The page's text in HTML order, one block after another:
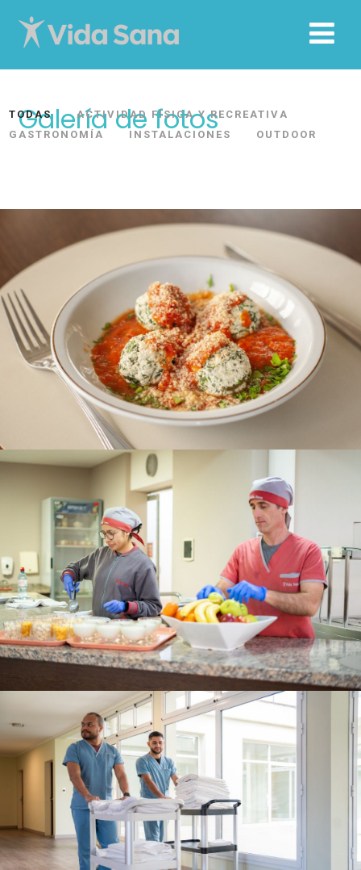
Galería de fotos
TODAS
ACTIVIDAD FÍSICA Y RECREATIVA
GASTRONOMÍA
INSTALACIONES OUTDOOR